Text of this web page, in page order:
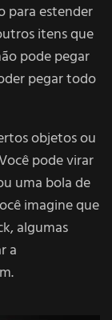
para estender
itens que
pode pegar
pegar todo
objetos ou
pode virar
uma bola de
imagine que
algumas
a